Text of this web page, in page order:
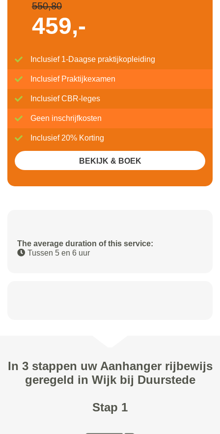
The average duration of this service:
Tussen 5 en 6 uur
550,80
459,-
Inclusief 1-Daagse praktijkopleiding
Inclusief Praktijkexamen
Inclusief CBR-leges
Geen inschrijfkosten
Inclusief 20% Korting
BEKIJK & BOEK
In 3 stappen uw Aanhanger rijbewijs
geregeld in Wijk bij Duurstede
Stap 1